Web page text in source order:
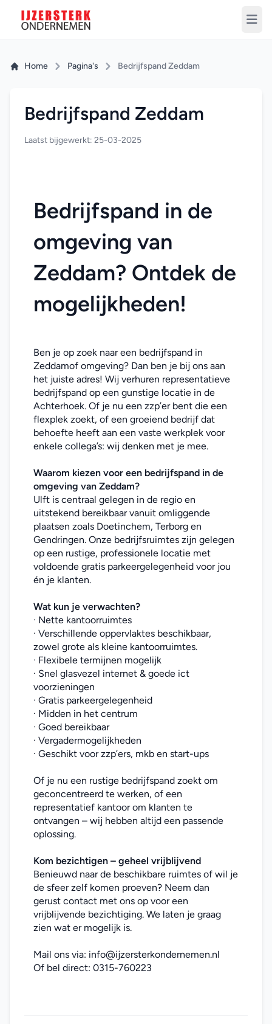
Home Pagina's Bedrijfspand Zeddam
Bedrijfspand Zeddam
Laatst bijgewerkt: 25-03-2025
Bedrijfspand in de
omgeving van
Zeddam? Ontdek de
mogelijkheden!
Ben je op zoek naar een bedrijfspand in
Zeddamof omgeving? Dan ben je bij ons aan
het juiste adres! Wij verhuren representatieve
bedrijfspand op een gunstige locatie in de
Achterhoek. Of je nu een zzp’er bent die een
flexplek zoekt, of een groeiend bedrijf dat
behoefte heeft aan een vaste werkplek voor
enkele collega’s: wij denken met je mee.
Waarom kiezen voor een bedrijfspand in de
omgeving van Zeddam?
Ulft is centraal gelegen in de regio en
uitstekend bereikbaar vanuit omliggende
plaatsen zoals Doetinchem, Terborg en
Gendringen. Onze bedrijfsruimtes zijn gelegen
op een rustige, professionele locatie met
voldoende gratis parkeergelegenheid voor jou
én je klanten.
Wat kun je verwachten?
· Nette kantoorruimtes
· Verschillende oppervlaktes beschikbaar,
zowel grote als kleine kantoorruimtes.
· Flexibele termijnen mogelijk
· Snel glasvezel internet & goede ict
voorzieningen
· Gratis parkeergelegenheid
· Midden in het centrum
· Goed bereikbaar
· Vergadermogelijkheden
· Geschikt voor zzp’ers, mkb en start-ups
Of je nu een rustige bedrijfspand zoekt om
geconcentreerd te werken, of een
representatief kantoor om klanten te
ontvangen – wij hebben altijd een passende
oplossing.
Kom bezichtigen – geheel vrijblijvend
Benieuwd naar de beschikbare ruimtes of wil je
de sfeer zelf komen proeven? Neem dan
gerust contact met ons op voor een
vrijblijvende bezichtiging. We laten je graag
zien wat er mogelijk is.
Mail ons via: info@ijzersterkondernemen.nl
Of bel direct: 0315-760223